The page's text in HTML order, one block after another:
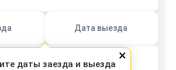
Дата выезда
0 детей
×
даты заезда и выезда